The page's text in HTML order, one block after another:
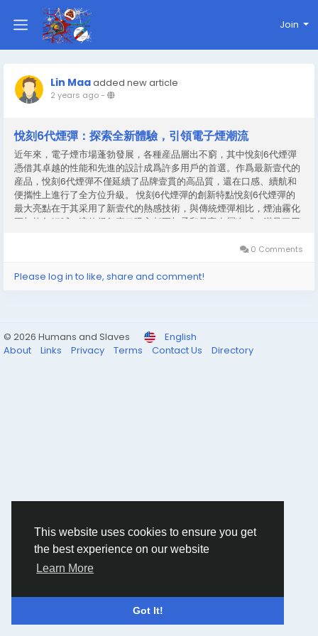
This website uses cookies to ensure you get
the best experience on our website
Learn More
Got It!
Join
Lin Maaadded new article
2 years ago-
悅刻6代煙彈：探索全新體驗，引領電子煙潮流
近年來，電子煙市場蓬勃發展，各種産品層出不窮，其中悅刻6代煙彈
憑借其卓越的性能和先進的設計成爲許多用戶的首選。作爲最新壹代的
産品，悅刻6代煙彈不僅延續了品牌壹貫的高品質，還在口感、續航和
便攜性上進行了全方位升級。 悅刻6代煙彈的創新特點悅刻6代煙彈的
最大亮點在于其采用了新壹代的熱感技術，與傳統煙彈相比，煙油霧化
更加均勻細膩。這使得每壹口吸入都更加柔和且富有層次感，滿足了用
識別功能能夠根據煙彈類型自動調整功率，讓用戶無需手動設置，享受
大大減少了使用過程中的困擾，成爲日常使用的可靠之選。...
0 Comments
Please log in to like, share and comment!
© 2026 Humans and Slaves
English
About
Links Privacy Terms Contact Us Directory